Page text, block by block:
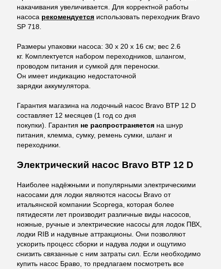
накачивания увеличивается. Для корректной работы
насоса рекомендуется использовать переходник Bravo
SP 718.
Размеры упаковки насоса: 30 х 20 х 16 см; вес 2.6
кг. Комплектуется набором переходников, шлангом,
проводом питания и сумкой для переноски.
Он имеет индикацию недостаточной
зарядки аккумулятора.
Гарантия магазина на лодочный насос Bravo BTP 12 D
составляет 12 месяцев (1 год со дня
покупки). Гарантия не распространяется на шнур
питания, клемма, сумку, ремень сумки, шланг и
переходники.
Электрический насос Bravo BTP 12 D
Наиболее надёжными и популярными электрическими
насосами для лодки являются насосы Bravo от
итальянской компании Scoprega, которая более
пятидесяти лет производит различные виды насосов,
ножные, ручные и электрические насосы для лодок ПВХ,
лодки RIB и надувные аттракционы. Они позволяют
ускорить процесс сборки и надува лодки и ощутимо
снизить связанные с ним затраты сил. Если необходимо
купить насос Браво, то предлагаем посмотреть все